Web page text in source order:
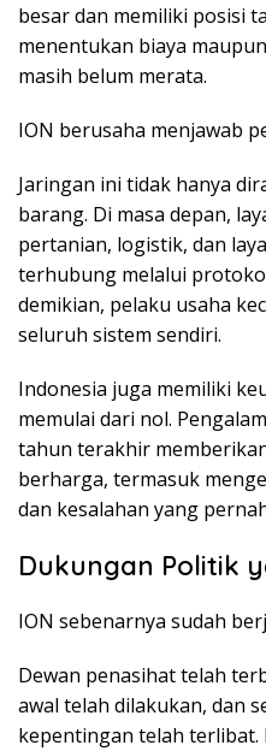
besar dan memiliki posisi
menentukan biaya
masih belum merata.
ION berusaha menjawab
Jaringan ini tidak hanya
barang. Di masa depan,
pertanian, logistik, dan
terhubung melalui
demikian, pelaku usaha
seluruh sistem sendiri.
Indonesia juga memiliki
memulai dari nol.
tahun terakhir
berharga, termasuk
dan kesalahan yang
Dukungan Politik
ION sebenarnya sudah
Dewan penasihat telah
awal telah dilakukan, dan
kepentingan telah